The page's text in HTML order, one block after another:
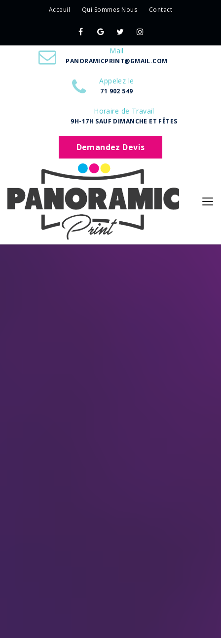
Acceuil Qui Sommes Nous Contact
Mail
PANORAMICPRINT@GMAIL.COM
Appelez le
71 902 549
Horaire de Travail
9H-17H SAUF DIMANCHE ET FÊTES
Demandez Devis